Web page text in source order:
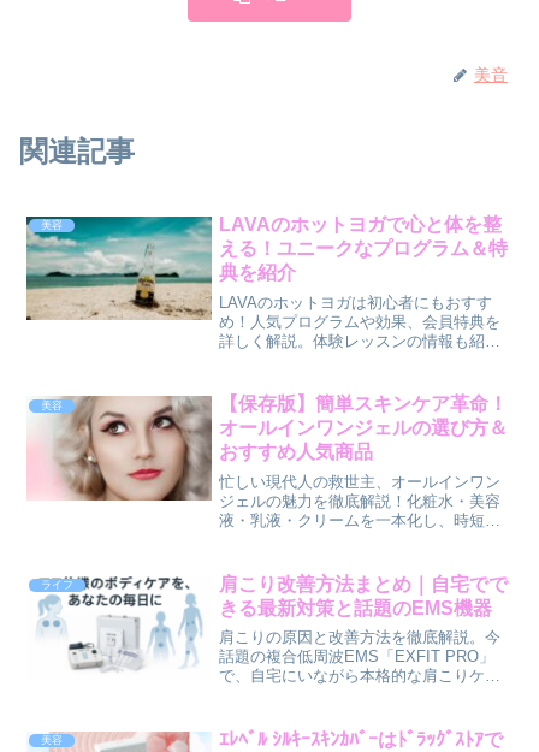
美音
関連記事
美容
LAVAのホットヨガで心と体を整
える！ユニークなプログラム＆特
典を紹介
LAVAのホットヨガは初心者にもおすす
め！人気プログラムや効果、会員特典を
詳しく解説。体験レッスンの情報も紹
美容
【保存版】簡単スキンケア革命！
オールインワンジェルの選び方＆
おすすめ人気商品
忙しい現代人の救世主、オールインワン
ジェルの魅力を徹底解説！化粧水・美容
液・乳液・クリームを一本化し、時短・
ライフ
肩こり改善方法まとめ｜自宅でで
きる最新対策と話題のEMS機器
肩こりの原因と改善方法を徹底解説。今
話題の複合低周波EMS「EXFIT PRO」
で、自宅にいながら本格的な肩こりケア
美容
ｴﾚﾍﾞﾙ ｼﾙｷｰｽｷﾝｶﾊﾞｰはﾄﾞﾗｯｸﾞｽﾄｱで